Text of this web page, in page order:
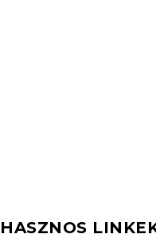
HASZNOS